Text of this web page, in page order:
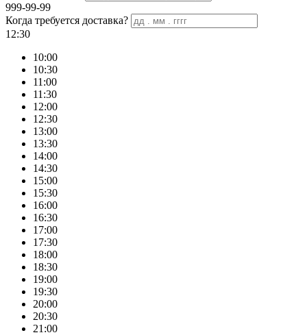
999-99-99
Когда требуется доставка?
12:30
10:00
10:30
11:00
11:30
12:00
12:30
13:00
13:30
14:00
14:30
15:00
15:30
16:00
16:30
17:00
17:30
18:00
18:30
19:00
19:30
20:00
20:30
21:00